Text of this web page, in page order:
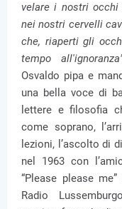
velare i nostri
nei nostri cervelli
che, riaperti gli
tempo
Osvaldo pipa e
una bella voce di
lettere e filosofia
come soprano,
lezioni, l’ascolto di
nel 1963 con
“Please please
Radio